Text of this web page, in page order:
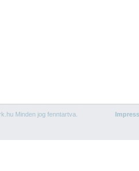
Minden jog fenntartva.